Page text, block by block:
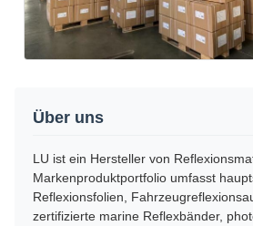
Über uns
LU ist ein Hersteller von
Markenproduktportfolio umfasst
Reflexionsfolien,
zertifizierte marine Reflexbänder,